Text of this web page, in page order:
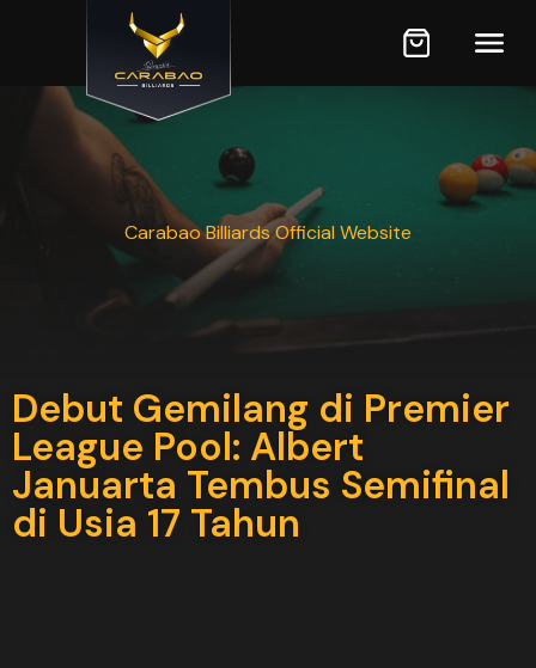
Carabao Billiards Official Website
Debut Gemilang di Premier
League Pool: Albert
Januarta Tembus Semifinal
di Usia 17 Tahun